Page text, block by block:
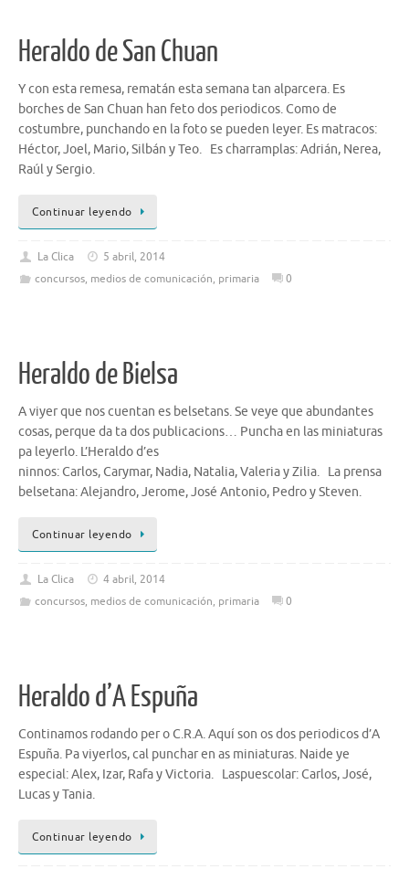
Heraldo de San Chuan
Y con esta remesa, rematán esta semana tan alparcera. Es
borches de San Chuan han feto dos periodicos. Como de
costumbre, punchando en la foto se pueden leyer. Es matracos:
Héctor, Joel, Mario, Silbán y Teo. Es charramplas: Adrián, Nerea,
Raúl y Sergio.
Continuar leyendo
La Clica
5 abril, 2014
concursos, medios de comunicación, primaria 0
Heraldo de Bielsa
A viyer que nos cuentan es belsetans. Se veye que abundantes
cosas, perque da ta dos publicacions… Puncha en las miniaturas
pa leyerlo. L’Heraldo d’es
ninnos: Carlos, Carymar, Nadia, Natalia, Valeria y Zilia. La prensa
belsetana: Alejandro, Jerome, José Antonio, Pedro y Steven.
Continuar leyendo
La Clica
4 abril, 2014
concursos, medios de comunicación, primaria 0
Heraldo d’A Espuña
Continamos rodando per o C.R.A. Aquí son os dos periodicos d’A
Espuña. Pa viyerlos, cal punchar en as miniaturas. Naide ye
especial: Alex, Izar, Rafa y Victoria. Laspuescolar: Carlos, José,
Lucas y Tania.
Continuar leyendo